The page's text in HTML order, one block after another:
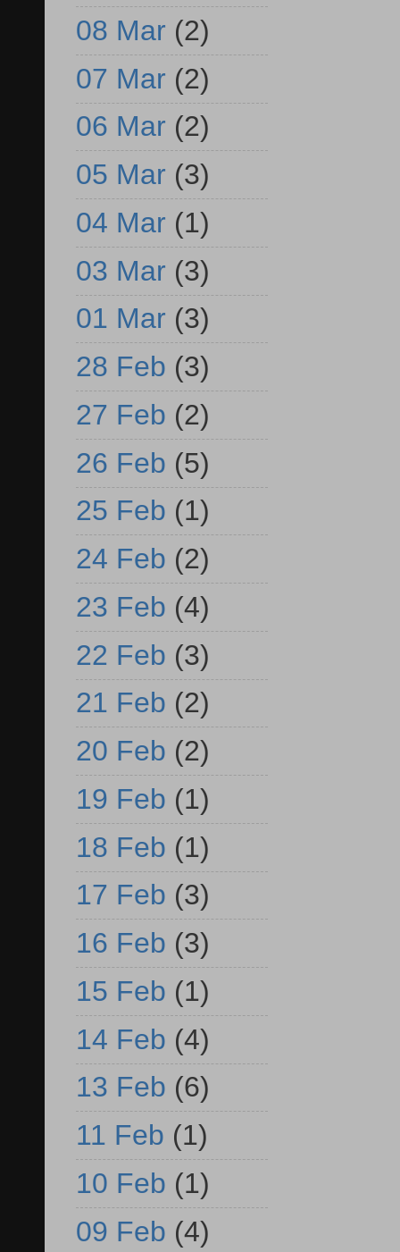
08 Mar (2)
07 Mar (2)
06 Mar (2)
05 Mar (3)
04 Mar (1)
03 Mar (3)
01 Mar (3)
28 Feb (3)
27 Feb (2)
26 Feb (5)
25 Feb (1)
24 Feb (2)
23 Feb (4)
22 Feb (3)
21 Feb (2)
20 Feb (2)
19 Feb (1)
18 Feb (1)
17 Feb (3)
16 Feb (3)
15 Feb (1)
14 Feb (4)
13 Feb (6)
11 Feb (1)
10 Feb (1)
09 Feb (4)